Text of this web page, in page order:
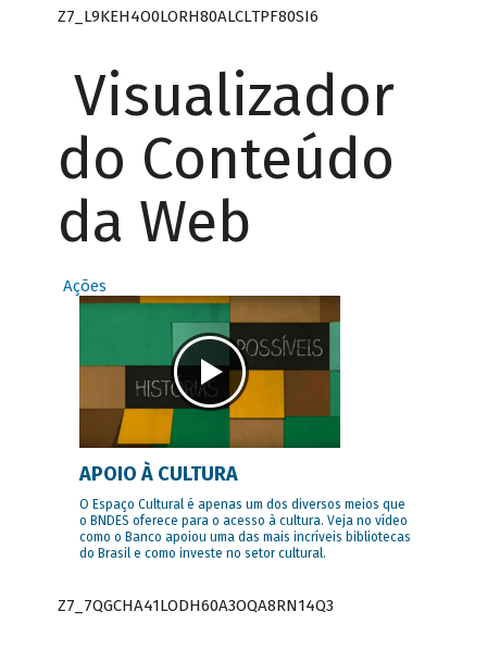
Z7_L9KEH4O0LORH80ALCLTPF80SI6
Visualizador
do Conteúdo
da Web
Ações
APOIO À CULTURA
O Espaço Cultural é apenas um dos diversos meios que
o BNDES oferece para o acesso à cultura. Veja no vídeo
como o Banco apoiou uma das mais incríveis bibliotecas
do Brasil e como investe no setor cultural.
Z7_7QGCHA41LODH60A3OQA8RN14Q3